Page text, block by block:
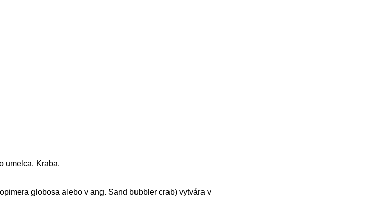
umelca. Kraba.
globosa alebo v ang. Sand bubbler crab) vytvára v